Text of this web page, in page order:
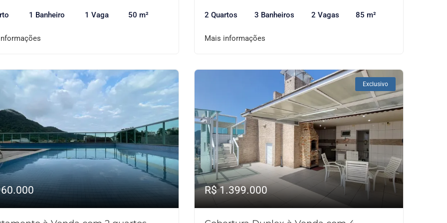
1 Banheiro 1 Vaga 50 m² 2 Quartos 3 Banheiros 2 Vagas 85 m²
Mais informações
Exclusivo
R$ 1.399.000